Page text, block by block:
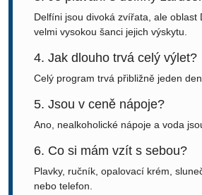
Delfíni jsou divoká zvířata, ale oblast
velmi vysokou šanci jejich výskytu.
4. Jak dlouho trvá celý výlet?
Celý program trvá přibližně jeden
5. Jsou v ceně nápoje?
Ano, nealkoholické nápoje a voda
6. Co si mám vzít s sebou?
Plavky, ručník, opalovací krém,
nebo telefon.